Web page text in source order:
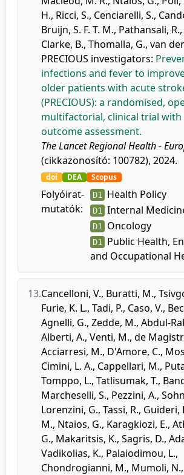
H., Ricci, S., Cenciarelli, S.,
Bruijn, S. F. T. M., Pathansali, R.,
Clarke, B., Thomalla, G., van
PRECIOUS investigators:
infections and fever to
older patients with acute
(PRECIOUS): a randomised,
multifactorial, clinical trial with
outcome assessment.
The Lancet Regional Health -
(cikkazonosító: 100782), 2024.
doi DEA Scopus
Folyóirat-
mutatók:
D1 Health Policy
D1 Internal
D1 Oncology
D1 Public Health,
and Occupational
13.Cancelloni, V., Buratti, M.,
Furie, K. L., Tadi, P., Caso, V.,
Agnelli, G., Zedde, M., Abdul-
Alberti, A., Venti, M., de
Acciarresi, M., D'Amore, C.,
Cimini, L. A., Cappellari, M.,
Tomppo, L., Tatlisumak, T.,
Marcheselli, S., Pezzini, A.,
Lorenzini, G., Tassi, R., Guideri,
M., Ntaios, G., Karagkiozi, E.,
G., Makaritsis, K., Sagris, D.,
Vadikolias, K., Palaiodimou, L.,
Chondrogianni, M., Mumoli, N.,